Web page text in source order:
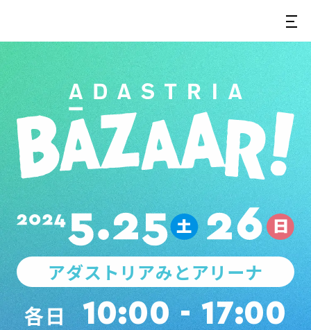
アダストリアみとアリーナ
各日 10:00 - 17:00